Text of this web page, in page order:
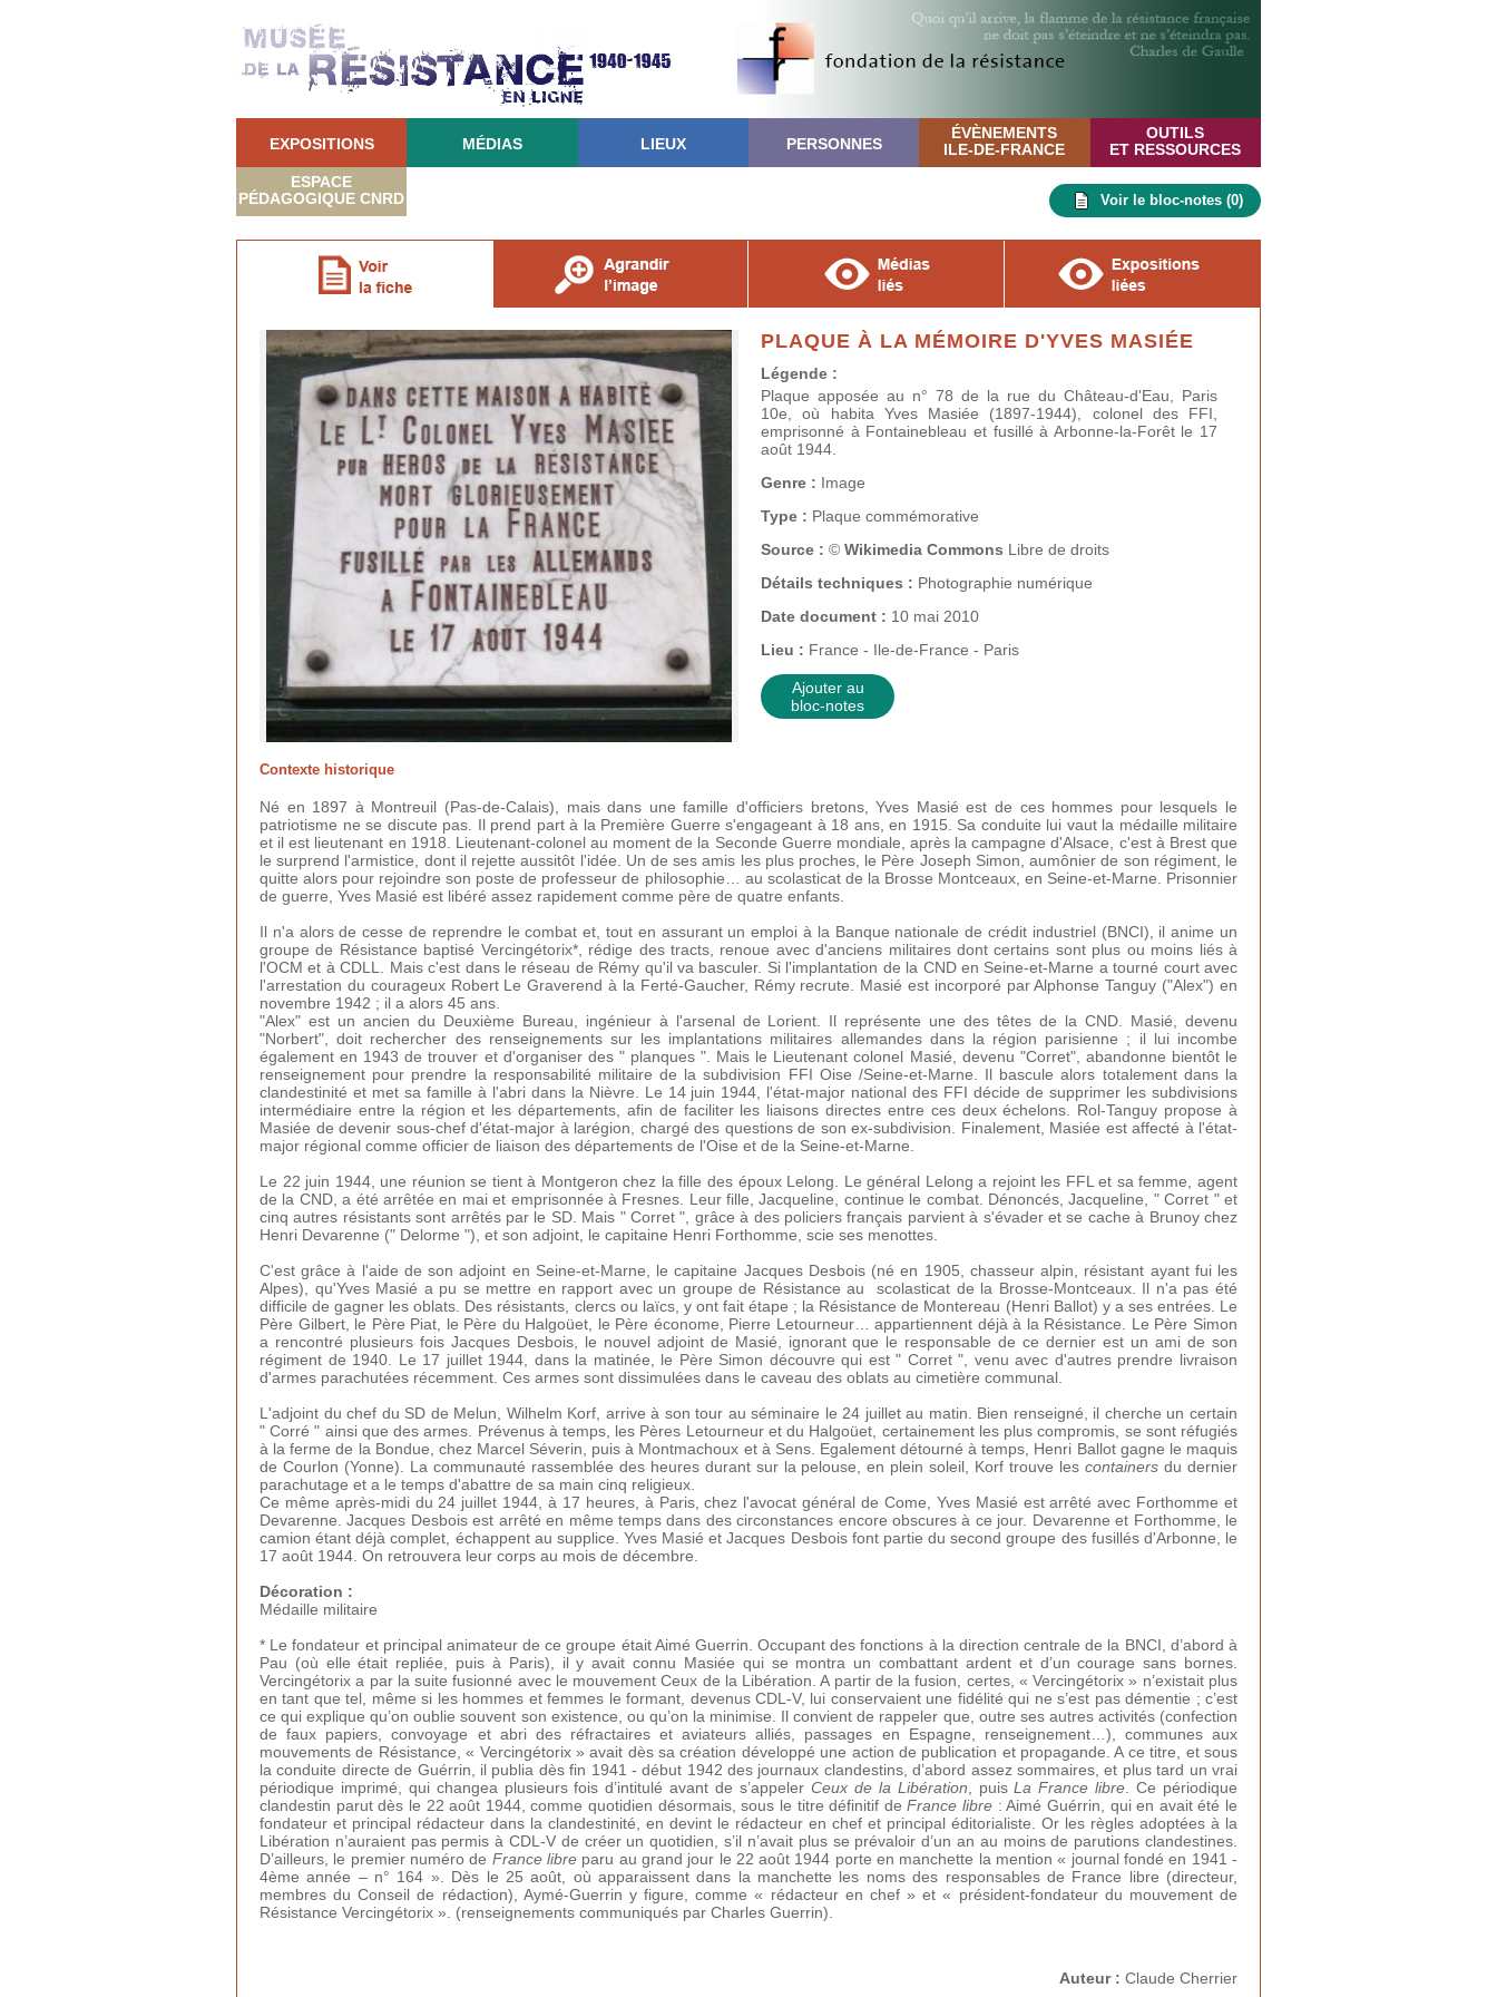
EXPOSITIONS MÉDIAS LIEUX PERSONNES
ÉVÈNEMENTS
ILE-DE-FRANCE
OUTILS
ET RESSOURCES
ESPACE
PÉDAGOGIQUE CNRD Voir le bloc-notes (0)
PLAQUE À LA MÉMOIRE D'YVES MASIÉE
Légende :
Plaque apposée au n° 78 de la rue du Château-d'Eau, Paris
10e, où habita Yves Masiée (1897-1944), colonel des FFI,
emprisonné à Fontainebleau et fusillé à Arbonne-la-Forêt le 17
août 1944.
Genre : Image
Type : Plaque commémorative
Source : © Wikimedia Commons Libre de droits
Détails techniques : Photographie numérique
Date document : 10 mai 2010
Lieu : France - Ile-de-France - Paris
Ajouter au
bloc-notes
Contexte historique
Né en 1897 à Montreuil (Pas-de-Calais), mais dans une famille d'officiers bretons, Yves Masié est de ces hommes pour lesquels le
patriotisme ne se discute pas. Il prend part à la Première Guerre s'engageant à 18 ans, en 1915. Sa conduite lui vaut la médaille militaire
et il est lieutenant en 1918. Lieutenant-colonel au moment de la Seconde Guerre mondiale, après la campagne d'Alsace, c'est à Brest que
le surprend l'armistice, dont il rejette aussitôt l'idée. Un de ses amis les plus proches, le Père Joseph Simon, aumônier de son régiment, le
quitte alors pour rejoindre son poste de professeur de philosophie… au scolasticat de la Brosse Montceaux, en Seine-et-Marne. Prisonnier
de guerre, Yves Masié est libéré assez rapidement comme père de quatre enfants.
Il n'a alors de cesse de reprendre le combat et, tout en assurant un emploi à la Banque nationale de crédit industriel (BNCI), il anime un
groupe de Résistance baptisé Vercingétorix*, rédige des tracts, renoue avec d'anciens militaires dont certains sont plus ou moins liés à
l'OCM et à CDLL. Mais c'est dans le réseau de Rémy qu'il va basculer. Si l'implantation de la CND en Seine-et-Marne a tourné court avec
l'arrestation du courageux Robert Le Graverend à la Ferté-Gaucher, Rémy recrute. Masié est incorporé par Alphonse Tanguy ("Alex") en
novembre 1942 ; il a alors 45 ans.
"Alex" est un ancien du Deuxième Bureau, ingénieur à l'arsenal de Lorient. Il représente une des têtes de la CND. Masié, devenu
"Norbert", doit rechercher des renseignements sur les implantations militaires allemandes dans la région parisienne ; il lui incombe
également en 1943 de trouver et d'organiser des " planques ". Mais le Lieutenant colonel Masié, devenu "Corret", abandonne bientôt le
renseignement pour prendre la responsabilité militaire de la subdivision FFI Oise /Seine-et-Marne. Il bascule alors totalement dans la
clandestinité et met sa famille à l'abri dans la Nièvre. Le 14 juin 1944, l'état-major national des FFI décide de supprimer les subdivisions
intermédiaire entre la région et les départements, afin de faciliter les liaisons directes entre ces deux échelons. Rol-Tanguy propose à
Masiée de devenir sous-chef d'état-major à larégion, chargé des questions de son ex-subdivision. Finalement, Masiée est affecté à l'état-
major régional comme officier de liaison des départements de l'Oise et de la Seine-et-Marne.
Le 22 juin 1944, une réunion se tient à Montgeron chez la fille des époux Lelong. Le général Lelong a rejoint les FFL et sa femme, agent
de la CND, a été arrêtée en mai et emprisonnée à Fresnes. Leur fille, Jacqueline, continue le combat. Dénoncés, Jacqueline, " Corret " et
cinq autres résistants sont arrêtés par le SD. Mais " Corret ", grâce à des policiers français parvient à s'évader et se cache à Brunoy chez
Henri Devarenne (" Delorme "), et son adjoint, le capitaine Henri Forthomme, scie ses menottes.
C'est grâce à l'aide de son adjoint en Seine-et-Marne, le capitaine Jacques Desbois (né en 1905, chasseur alpin, résistant ayant fui les
Alpes), qu'Yves Masié a pu se mettre en rapport avec un groupe de Résistance au scolasticat de la Brosse-Montceaux. Il n'a pas été
difficile de gagner les oblats. Des résistants, clercs ou laïcs, y ont fait étape ; la Résistance de Montereau (Henri Ballot) y a ses entrées. Le
Père Gilbert, le Père Piat, le Père du Halgoüet, le Père économe, Pierre Letourneur… appartiennent déjà à la Résistance. Le Père Simon
a rencontré plusieurs fois Jacques Desbois, le nouvel adjoint de Masié, ignorant que le responsable de ce dernier est un ami de son
régiment de 1940. Le 17 juillet 1944, dans la matinée, le Père Simon découvre qui est " Corret ", venu avec d'autres prendre livraison
d'armes parachutées récemment. Ces armes sont dissimulées dans le caveau des oblats au cimetière communal.
L'adjoint du chef du SD de Melun, Wilhelm Korf, arrive à son tour au séminaire le 24 juillet au matin. Bien renseigné, il cherche un certain
" Corré " ainsi que des armes. Prévenus à temps, les Pères Letourneur et du Halgoüet, certainement les plus compromis, se sont réfugiés
à la ferme de la Bondue, chez Marcel Séverin, puis à Montmachoux et à Sens. Egalement détourné à temps, Henri Ballot gagne le maquis
de Courlon (Yonne). La communauté rassemblée des heures durant sur la pelouse, en plein soleil, Korf trouve lescontainers du dernier
parachutage et a le temps d'abattre de sa main cinq religieux.
Ce même après-midi du 24 juillet 1944, à 17 heures, à Paris, chez l'avocat général de Come, Yves Masié est arrêté avec Forthomme et
Devarenne. Jacques Desbois est arrêté en même temps dans des circonstances encore obscures à ce jour. Devarenne et Forthomme, le
camion étant déjà complet, échappent au supplice. Yves Masié et Jacques Desbois font partie du second groupe des fusillés d'Arbonne, le
17 août 1944. On retrouvera leur corps au mois de décembre.
Décoration :
Médaille militaire
* Le fondateur et principal animateur de ce groupe était Aimé Guerrin. Occupant des fonctions à la direction centrale de la BNCI, d’abord à
Pau (où elle était repliée, puis à Paris), il y avait connu Masiée qui se montra un combattant ardent et d’un courage sans bornes.
Vercingétorix a par la suite fusionné avec le mouvement Ceux de la Libération. A partir de la fusion, certes, « Vercingétorix » n’existait plus
en tant que tel, même si les hommes et femmes le formant, devenus CDL-V, lui conservaient une fidélité qui ne s’est pas démentie ; c’est
ce qui explique qu’on oublie souvent son existence, ou qu’on la minimise. Il convient de rappeler que, outre ses autres activités (confection
de faux papiers, convoyage et abri des réfractaires et aviateurs alliés, passages en Espagne, renseignement…), communes aux
mouvements de Résistance, « Vercingétorix » avait dès sa création développé une action de publication et propagande. A ce titre, et sous
la conduite directe de Guérrin, il publia dès fin 1941 - début 1942 des journaux clandestins, d’abord assez sommaires, et plus tard un vrai
périodique imprimé, qui changea plusieurs fois d’intitulé avant de s’appeler Ceux de la Libération , puisLa France libre . Ce périodique
clandestin parut dès le 22 août 1944, comme quotidien désormais, sous le titre définitif deFrance libre : Aimé Guérrin, qui en avait été le
fondateur et principal rédacteur dans la clandestinité, en devint le rédacteur en chef et principal éditorialiste. Or les règles adoptées à la
Libération n’auraient pas permis à CDL-V de créer un quotidien, s’il n’avait plus se prévaloir d’un an au moins de parutions clandestines.
D’ailleurs, le premier numéro de France libreparu au grand jour le 22 août 1944 porte en manchette la mention « journal fondé en 1941 -
4ème année – n° 164 ». Dès le 25 août, où apparaissent dans la manchette les noms des responsables de France libre (directeur,
membres du Conseil de rédaction), Aymé-Guerrin y figure, comme « rédacteur en chef » et « président-fondateur du mouvement de
Résistance Vercingétorix ». (renseignements communiqués par Charles Guerrin).
Auteur : Claude Cherrier